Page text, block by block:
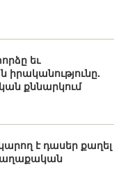
եւ
իրականությունը.
քննարկում
է դասեր քաղել